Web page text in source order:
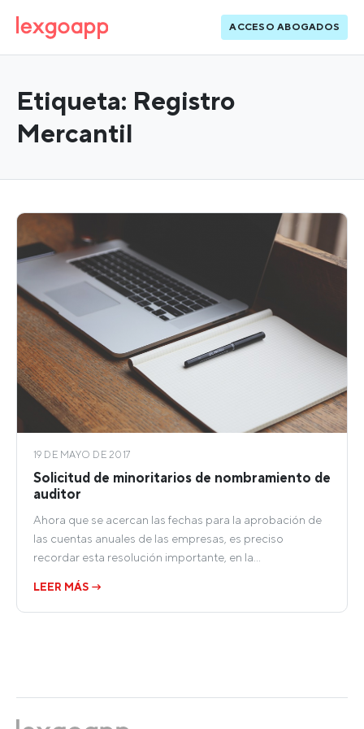
ACCESO ABOGADOS
Etiqueta: Registro
Mercantil
19 DE MAYO DE 2017
Solicitud de minoritarios de nombramiento de
auditor
Ahora que se acercan las fechas para la aprobación de
las cuentas anuales de las empresas, es preciso
recordar esta resolución importante, en la…
LEER MÁS →